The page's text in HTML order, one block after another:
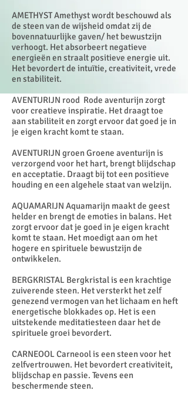
AMETHYST Amethyst wordt beschouwd als
de steen van de wijsheid omdat zij de
bovennatuurlijke gaven/ het bewustzijn
verhoogt. Het absorbeert negatieve
energieën en straalt positieve energie uit.
Het bevordert de intuïtie, creativiteit, vrede
en stabiliteit.
AVENTURIJN rood Rode aventurijn zorgt
voor creatieve inspiratie. Het draagt toe
aan stabiliteit en zorgt ervoor dat goed je in
je eigen kracht komt te staan.
AVENTURIJN groen Groene aventurijn is
verzorgend voor het hart, brengt blijdschap
en acceptatie. Draagt bij tot een positieve
houding en een algehele staat van welzijn.
AQUAMARIJN Aquamarijn maakt de geest
helder en brengt de emoties in balans. Het
zorgt ervoor dat je goed in je eigen kracht
komt te staan. Het moedigt aan om het
hogere en spirituele bewustzijn de
ontwikkelen.
BERGKRISTAL Bergkristal is een krachtige
zuiverende steen. Het versterkt het zelf
genezend vermogen van het lichaam en heft
energetische blokkades op. Het is een
uitstekende meditatiesteen daar het de
spirituele groei bevordert.
CARNEOOL Carneool is een steen voor het
zelfvertrouwen. Het bevordert creativiteit,
blijdschap en passie. Tevens een
beschermende steen.